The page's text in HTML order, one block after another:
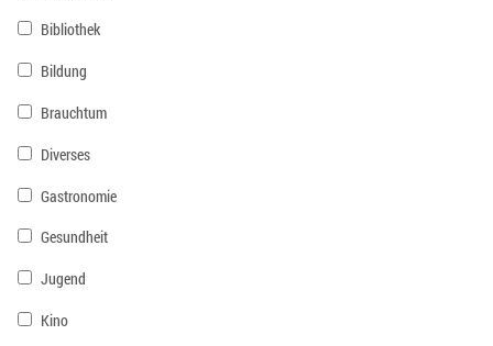
Bibliothek
Bildung
Brauchtum
Diverses
Gastronomie
Gesundheit
Jugend
Kino